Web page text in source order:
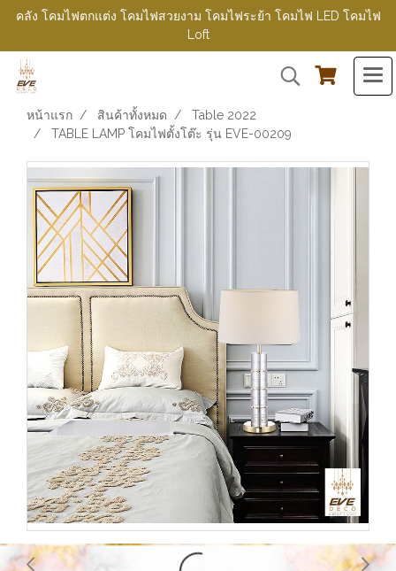
คลัง โคมไฟตกแต่ง โคมไฟสวยงาม โคมไฟระย้า โคมไฟ LED โคมไฟ
Loft
หน้าแรก สินค้าทั้งหมด
Table 2022
TABLE LAMP โคมไฟตั้งโต๊ะ รุ่น EVE-00209